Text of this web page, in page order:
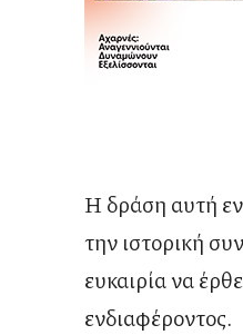
Η δράση αυτή
την ιστορική
ευκαιρία να
ενδιαφέροντος.